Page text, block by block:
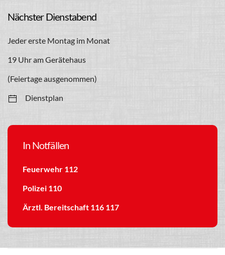
Nächster Dienstabend
Jeder erste Montag im Monat
19 Uhr am Gerätehaus
(Feiertage ausgenommen)
Dienstplan
In Notfällen
Feuerwehr 112
Polizei 110
Ärztl. Bereitschaft 116 117